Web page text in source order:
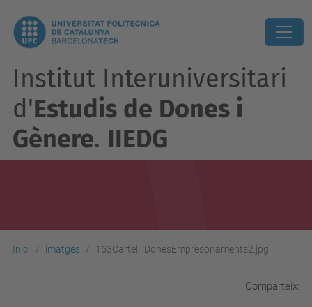
Institut Interuniversitari
d'Estudis de Dones i
Gènere. IIEDG
Inici imatges 163Cartell_DonesEmpresonaments2.jpg
Comparteix: